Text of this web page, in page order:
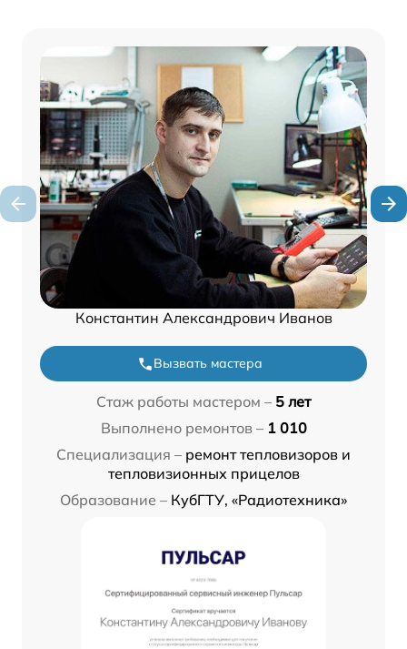
Константин Александрович Иванов
Вызвать мастера
Стаж работы мастером – 5 лет
Выполнено ремонтов – 1 010
Специализация – ремонт тепловизоров и
тепловизионных прицелов
Образование – КубГТУ, «Радиотехника»